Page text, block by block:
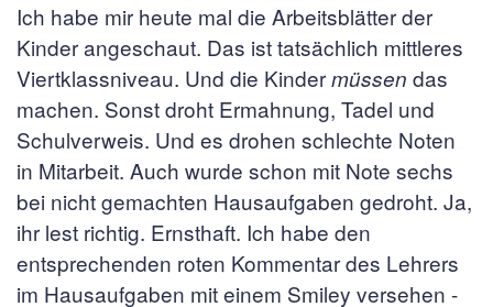
Ich habe mir heute mal die Arbeitsblätter der
Kinder angeschaut. Das ist tatsächlich mittleres
Viertklassniveau. Und die Kindermüssen das
machen. Sonst droht Ermahnung, Tadel und
Schulverweis. Und es drohen schlechte Noten
in Mitarbeit. Auch wurde schon mit Note sechs
bei nicht gemachten Hausaufgaben gedroht. Ja,
ihr lest richtig. Ernsthaft. Ich habe den
entsprechenden roten Kommentar des Lehrers
im Hausaufgaben mit einem Smiley versehen -